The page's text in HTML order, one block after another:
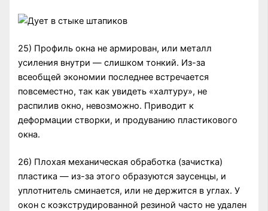
25) Профиль окна не армирован, или металл
усиления внутри — слишком тонкий. Из-за
всеобщей экономии последнее встречается
повсеместно, так как увидеть «халтуру», не
распилив окно, невозможно. Приводит к
деформации створки, и продуванию пластикового
окна.
26) Плохая механическая обработка (зачистка)
пластика — из-за этого образуются заусенцы, и
уплотнитель сминается, или не держится в углах. У
окон с коэкструдированной резиной часто не удален